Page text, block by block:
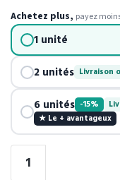
Achetez plus, payez
1 unité
2 unités Livraison
6 unités -15%
★ Le + avantageux